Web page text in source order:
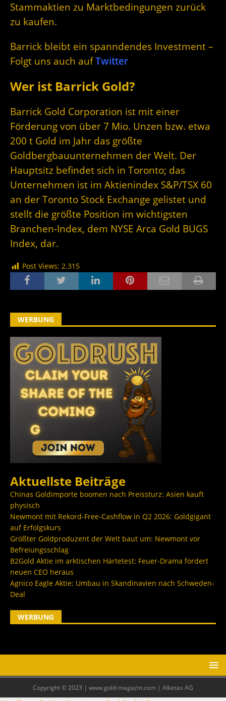
Stammaktien zu Marktbedingungen zurück
zu kaufen.
Barrick bleibt ein spanndendes Investment –
Folgt uns auch aufTwitter
Wer ist Barrick Gold?
Barrick Gold Corporation ist mit einer
Förderung von über 7 Mio. Unzen bzw. etwa
200 t Gold im Jahr das größte
Goldbergbauunternehmen der Welt. Der
Hauptsitz befindet sich in Toronto; das
Unternehmen ist im Aktienindex S&P/TSX 60
an der Toronto Stock Exchange gelistet und
stellt die größte Position im wichtigsten
Branchen-Index, dem NYSE Arca Gold BUGS
Index, dar.
Post Views: 2.315
WERBUNG
Aktuellste Beiträge
Chinas Goldimporte boomen nach Preissturz: Asien kauft
physisch
Newmont mit Rekord-Free-Cashflow in Q2 2026: Goldgigant
auf Erfolgskurs
Größter Goldproduzent der Welt baut um: Newmont vor
Befreiungsschlag
B2Gold Aktie im arktischen Härtetest: Feuer-Drama fordert
neuen CEO heraus
Agnico Eagle Aktie: Umbau in Skandinavien nach Schweden-
Deal
WERBUNG
Copyright © 2023 | www.gold-magazin.com | Alketas AG